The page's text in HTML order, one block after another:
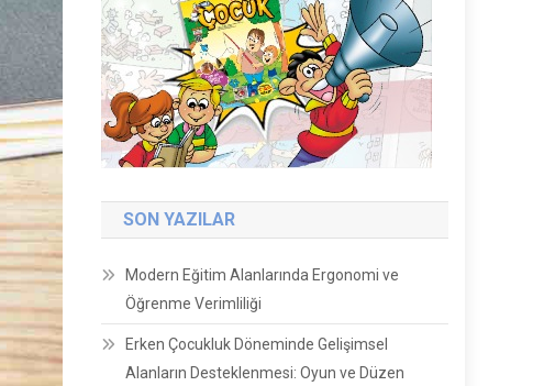
SON YAZILAR
Modern Eğitim Alanlarında Ergonomi ve
Öğrenme Verimliliği
Erken Çocukluk Döneminde Gelişimsel
Alanların Desteklenmesi: Oyun ve Düzen